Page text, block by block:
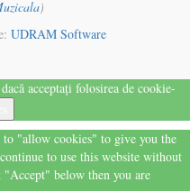
)
UDRAM Software
acceptați folosirea de cookie-
to "allow cookies" to give you the
to use this website without
below then you are